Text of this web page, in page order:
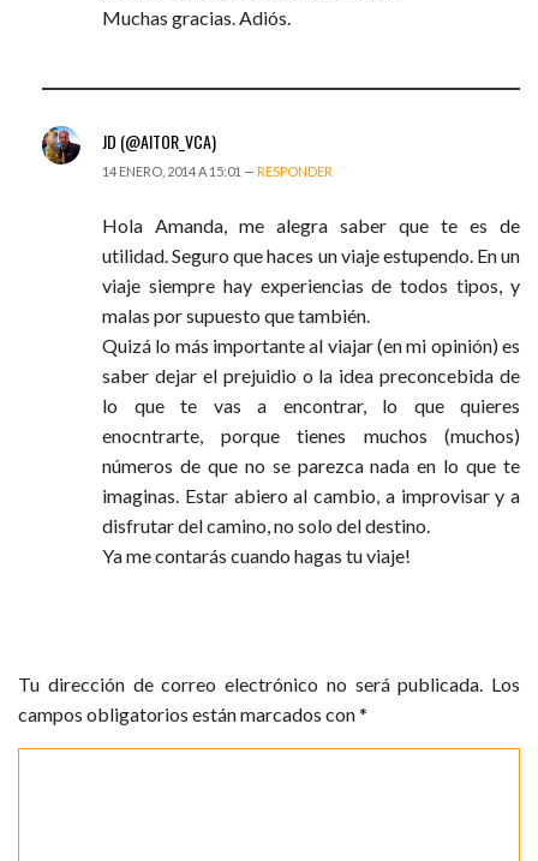
Muchas gracias. Adiós.
JD (@AITOR_VCA)
14 ENERO, 2014 A 15:01 — RESPONDER
Hola Amanda, me alegra saber que te es de
utilidad. Seguro que haces un viaje estupendo. En un
viaje siempre hay experiencias de todos tipos, y
malas por supuesto que también.
Quizá lo más importante al viajar (en mi opinión) es
saber dejar el prejuidio o la idea preconcebida de
lo que te vas a encontrar, lo que quieres
enocntrarte, porque tienes muchos (muchos)
números de que no se parezca nada en lo que te
imaginas. Estar abiero al cambio, a improvisar y a
disfrutar del camino, no solo del destino.
Ya me contarás cuando hagas tu viaje!
Tu dirección de correo electrónico no será publicada. Los
campos obligatorios están marcados con*